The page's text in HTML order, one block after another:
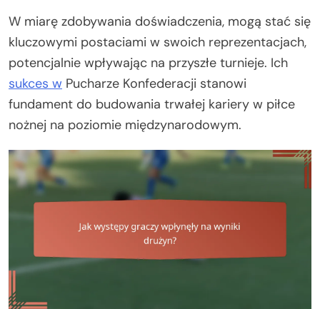
W miarę zdobywania doświadczenia, mogą stać się
kluczowymi postaciami w swoich reprezentacjach,
potencjalnie wpływając na przyszłe turnieje. Ich
sukces w Pucharze Konfederacji stanowi
fundament do budowania trwałej kariery w piłce
nożnej na poziomie międzynarodowym.